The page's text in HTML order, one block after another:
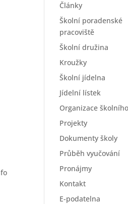
Články
Školní poradenské
pracoviště
Školní družina
Kroužky
Školní jídelna
Jídelní lístek
Organizace
Projekty
Dokumenty školy
Průběh vyučování
Pronájmy
Kontakt
E-podatelna